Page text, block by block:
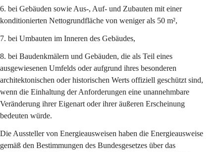
6. bei Gebäuden sowie Aus-, Auf- und Zubauten mit einer
konditionierten Nettogrundfläche von weniger als 50 m²,
7. bei Umbauten im Inneren des Gebäudes,
8. bei Baudenkmälern und Gebäuden, die als Teil eines
ausgewiesenen Umfelds oder aufgrund ihres besonderen
architektonischen oder historischen Werts offiziell geschützt sind,
wenn die Einhaltung der Anforderungen eine unannehmbare
Veränderung ihrer Eigenart oder ihrer äußeren Erscheinung
bedeuten würde.
Die Aussteller von Energieausweisen haben die Energieausweise
gemäß den Bestimmungen des Bundesgesetzes über das